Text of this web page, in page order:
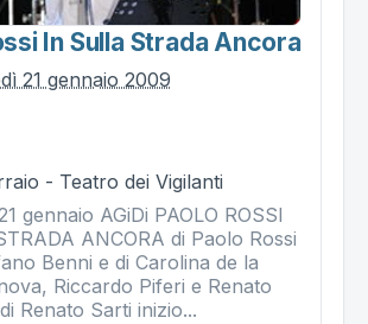
In Sulla Strada Ancora
21 gennaio 2009
- Teatro dei Vigilanti
gennaio AGiDi PAOLO ROSSI
ANCORA di Paolo Rossi
Benni e di Carolina de la
Riccardo Piferi e Renato
Renato Sarti inizio...